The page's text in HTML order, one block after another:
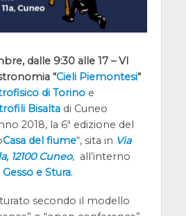
dalle 9:30 alle 17 – VI
“Cieli Piemontesi“
di Torinoe
Bisaltadi Cuneo
2018, la 6ª edizione del
Casa del fiume“, sita in Via
12100 Cuneo, all’interno
e Stura.
secondo il modello